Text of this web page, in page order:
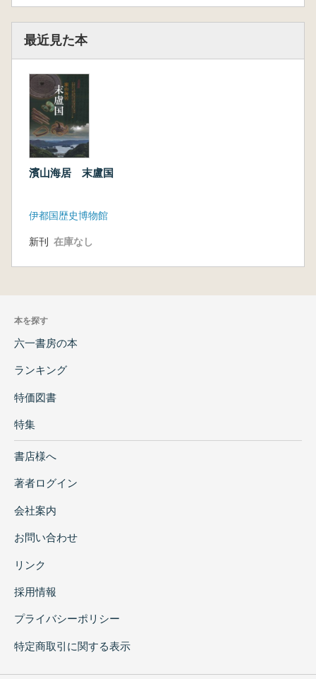
最近見た本
濱山海居 末盧国
伊都国歴史博物館
新刊 在庫なし
本を探す
六一書房の本
ランキング
特価図書
特集
書店様へ
著者ログイン
会社案内
お問い合わせ
リンク
採用情報
プライバシーポリシー
特定商取引に関する表示